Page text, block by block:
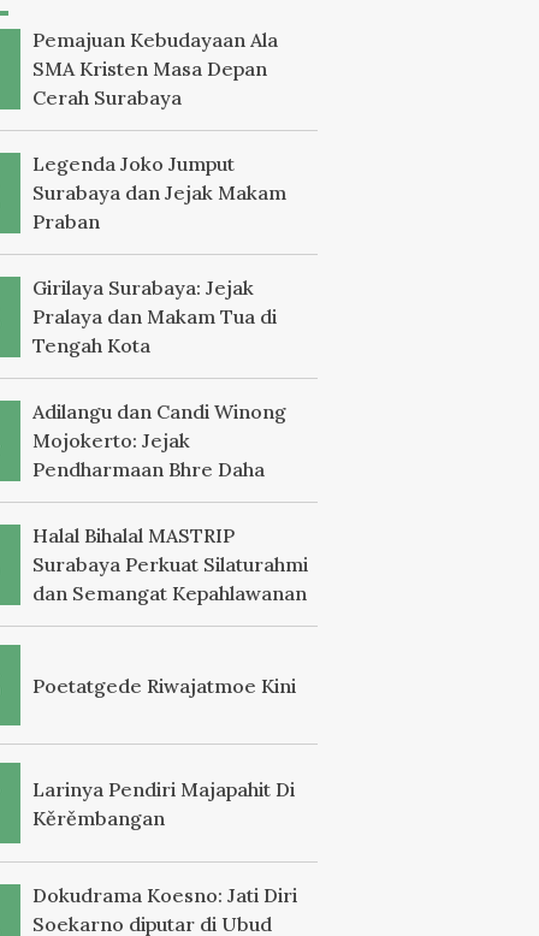
Pemajuan Kebudayaan Ala
SMA Kristen Masa Depan
Cerah Surabaya
Legenda Joko Jumput
Surabaya dan Jejak Makam
Praban
Girilaya Surabaya: Jejak
Pralaya dan Makam Tua di
Tengah Kota
Adilangu dan Candi Winong
Mojokerto: Jejak
Pendharmaan Bhre Daha
Halal Bihalal MASTRIP
Surabaya Perkuat Silaturahmi
dan Semangat Kepahlawanan
Poetatgede Riwajatmoe Kini
Larinya Pendiri Majapahit Di
Kěrěmbangan
Dokudrama Koesno: Jati Diri
Soekarno diputar di Ubud